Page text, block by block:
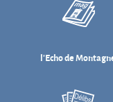
Délibérations